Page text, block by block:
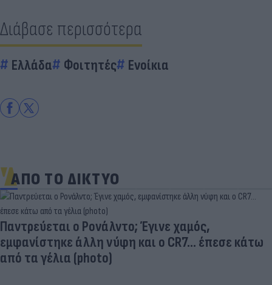
Διάβασε περισσότερα
Ελλάδα Φοιτητές Ενοίκια
ΑΠΟ ΤΟ ΔΙΚΤΥΟ
Παντρεύεται ο Ρονάλντο; Έγινε χαμός,
εμφανίστηκε άλλη νύφη και ο CR7… έπεσε κάτω
από τα γέλια (photo)